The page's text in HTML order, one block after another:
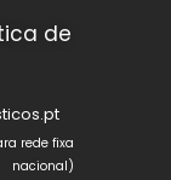
de
rede fixa
nacional)